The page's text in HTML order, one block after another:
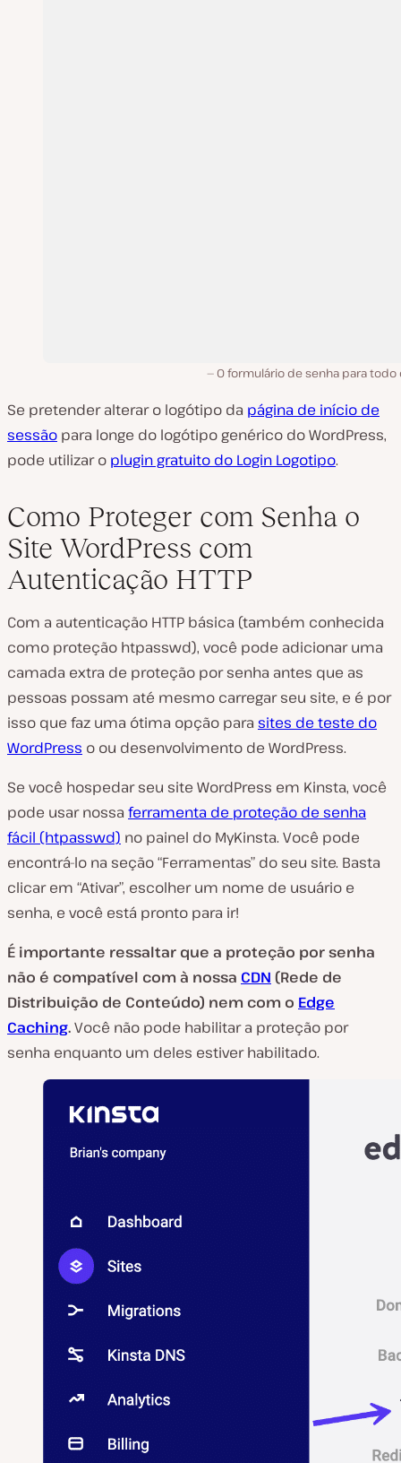
O formulário de senha para todo
Se pretender alterar o logótipo da página de início de
sessão para longe do logótipo genérico do WordPress,
pode utilizar o plugin gratuito do Login Logotipo.
Como Proteger com Senha o
Site WordPress com
Autenticação HTTP
Com a autenticação HTTP básica (também conhecida
como proteção htpasswd), você pode adicionar uma
camada extra de proteção por senha antes que as
pessoas possam até mesmo carregar seu site, e é por
isso que faz uma ótima opção para sites de teste do
WordPress o ou desenvolvimento de WordPress.
Se você hospedar seu site WordPress em Kinsta, você
pode usar nossa ferramenta de proteção de senha
fácil (htpasswd) no painel do MyKinsta. Você pode
encontrá-lo na seção “Ferramentas” do seu site. Basta
clicar em “Ativar”, escolher um nome de usuário e
senha, e você está pronto para ir!
É importante ressaltar que a proteção por senha
não é compatível com à nossa CDN (Rede de
Distribuição de Conteúdo) nem com o Edge
Caching.Você não pode habilitar a proteção por
senha enquanto um deles estiver habilitado.